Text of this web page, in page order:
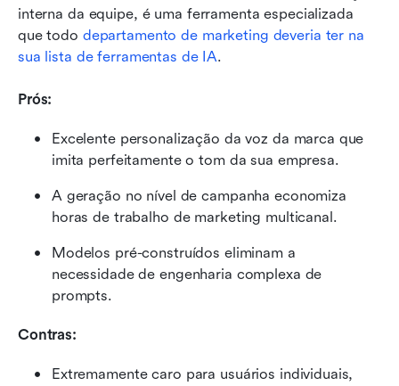
interna da equipe, é uma ferramenta especializada
que todo departamento de marketing deveria ter na
sua lista de ferramentas de IA.
Prós:
Excelente personalização da voz da marca que
imita perfeitamente o tom da sua empresa.
A geração no nível de campanha economiza
horas de trabalho de marketing multicanal.
Modelos pré-construídos eliminam a
necessidade de engenharia complexa de
prompts.
Contras:
Extremamente caro para usuários individuais,